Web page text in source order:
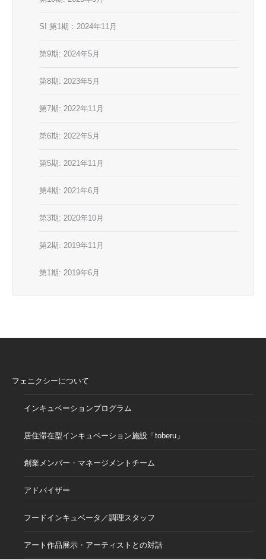
SI 第1期：2024年11月
第9期: 2024年5月
第8期: 2023年5月
第7期: 2022年11月
第6期: 2022年5月
第5期: 2021年11月
第4期: 2021年6月
第3期: 2020年10月
第2期: 2019年11月
第1期: 2019年6月
フェニクシーについて
インキュベーションプログラム
居住滞在型インキュベーション施設「toberu」
創業メンバー・マネージメントチーム
アドバイザー
フードインキュベータ／調理スタッフ
アート作品展示・アーティストとの対話